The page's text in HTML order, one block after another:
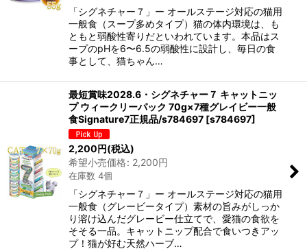
「シグネチャー７」ー オールステージ対応の猫用
一般食（スープ多めタイプ）猫の体内環境は、も
ともと弱酸性寄りだといわれています。本品はス
ープのpHを6〜6.5の弱酸性に設計し、毎日の食
事として、猫ちゃん…
最短賞味2028.6・シグネチャー７ キャットニッ
プ ウィークリーパック 70g×7種グレイビー一般
食Signature7正規品/s784697 [s784697]
2,200円(税込)
希望小売価格: 2,200円
在庫数 4個
「シグネチャー７」ー オールステージ対応の猫用
一般食（グレービータイプ）素材の旨みがしっか
り溶け込んだグレービー仕立てで、愛猫の食欲を
そそる一品。キャットニップ配合で食いつきアッ
プ！猫が好む天然ハーブ…